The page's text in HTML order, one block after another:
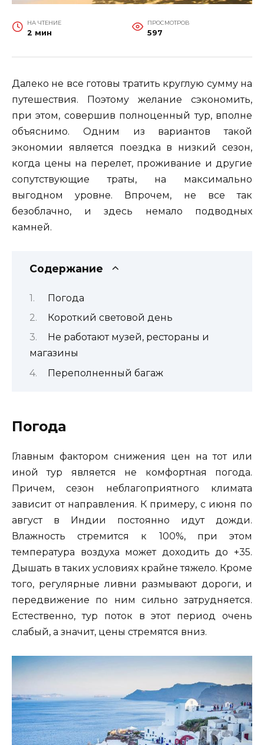
НА ЧТЕНИЕ
2 мин
ПРОСМОТРОВ
597
Далеко не все готовы тратить круглую сумму на
путешествия. Поэтому желание сэкономить,
при этом, совершив полноценный тур, вполне
объяснимо. Одним из вариантов такой
экономии является поездка в низкий сезон,
когда цены на перелет, проживание и другие
сопутствующие траты, на максимально
выгодном уровне. Впрочем, не все так
безоблачно, и здесь немало подводных
камней.
Содержание
Погода
Короткий световой день
Не работают музей, рестораны и
магазины
Переполненный багаж
Погода
Главным фактором снижения цен на тот или
иной тур является не комфортная погода.
Причем, сезон неблагоприятного климата
зависит от направления. К примеру, с июня по
август в Индии постоянно идут дожди.
Влажность стремится к 100%, при этом
температура воздуха может доходить до +35.
Дышать в таких условиях крайне тяжело. Кроме
того, регулярные ливни размывают дороги, и
передвижение по ним сильно затрудняется.
Естественно, тур поток в этот период очень
слабый, а значит, цены стремятся вниз.